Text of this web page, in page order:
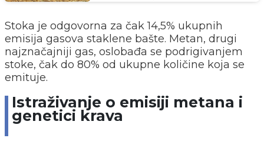
Stoka je odgovorna za čak 14,5% ukupnih
emisija gasova staklene bašte. Metan, drugi
najznačajniji gas, oslobađa se podrigivanjem
stoke, čak do 80% od ukupne količine koja se
emituje.
Istraživanje o emisiji metana i
genetici krava